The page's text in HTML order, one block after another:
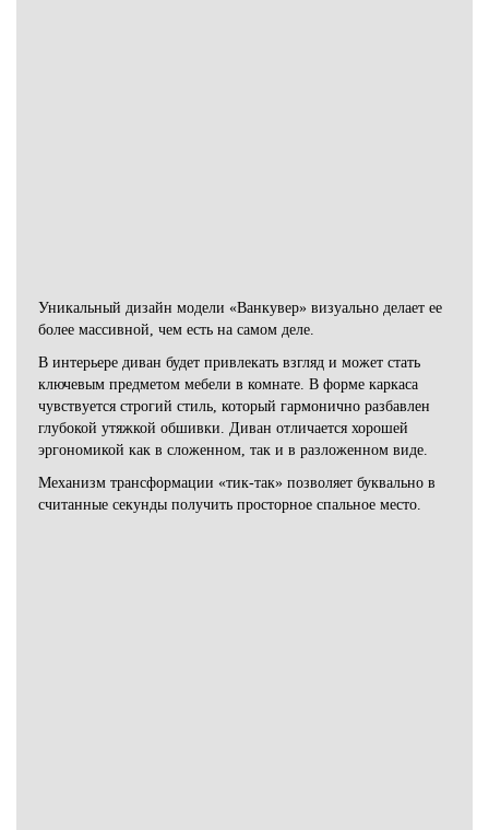
Уникальный дизайн модели «Ванкувер» визуально делает ее
более массивной, чем есть на самом деле.
В интерьере диван будет привлекать взгляд и может стать
ключевым предметом мебели в комнате. В форме каркаса
чувствуется строгий стиль, который гармонично разбавлен
глубокой утяжкой обшивки. Диван отличается хорошей
эргономикой как в сложенном, так и в разложенном виде.
Механизм трансформации «тик-так» позволяет буквально в
считанные секунды получить просторное спальное место.